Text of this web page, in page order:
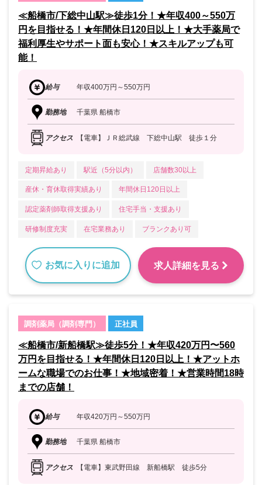
≪船橋市/下総中山駅≫徒歩1分！★年収400～550万
円を目指せる！★年間休日120日以上！★大手薬局で
福利厚生やサポート面も安心！★スキルアップも可
能！
給与 年収400万円～550万円
勤務地 千葉県 船橋市
アクセス 【電車】ＪＲ総武線 下総中山駅 徒歩１分
定期昇給あり 駅近（5分以内） 店舗数30以上
産休・育休取得実績あり 年間休日120日以上
認定薬剤師取得支援あり 住宅手当・支援あり
研修制度充実 在宅業務あり ブランクあり可
お気に入りに追加 求人詳細を見る
調剤薬局（調剤専門） 正社員
≪船橋市/新船橋駅≫徒歩5分！★年収420万円〜560
万円を目指せる！★年間休日120日以上！★アットホ
ームな職場でのお仕事！★地域密着！★営業時間18時
までの店舗！
給与 年収420万円～550万円
勤務地 千葉県 船橋市
アクセス 【電車】東武野田線 新船橋駅 徒歩5分